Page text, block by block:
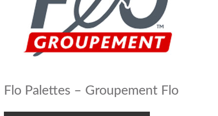
Flo Palettes – Groupement Flo